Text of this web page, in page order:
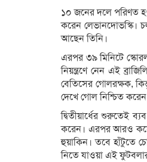
১০ জনের দলে পরিণত
করেন লেভানদোভস্কি।
আছেন তিনি।
এরপর ৩৯ মিনিটে
নিয়ন্ত্রণে নেন এই
বেতিসের গোলরক্ষক,
দেখে গোল নিশ্চিত করেন
দ্বিতীয়ার্ধের শুরুতেই
করেন। এরপর আরও
হুয়াকিন। তবে হাঁটুতে
নিতে যাওয়া এই